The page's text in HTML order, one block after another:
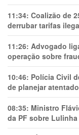
11:34: Coalizão de
derrubar tarifas
11:26: Advogado
operação sobre
10:46: Polícia Civil
de planejar
08:35: Ministro
da PF sobre Lulinha